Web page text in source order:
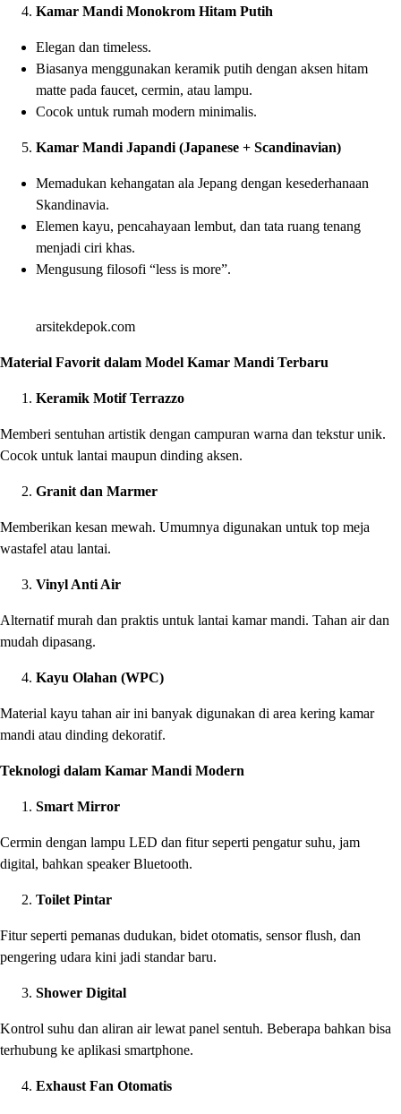
Kamar Mandi Monokrom Hitam Putih
Elegan dan timeless.
Biasanya menggunakan keramik putih dengan aksen hitam
matte pada faucet, cermin, atau lampu.
Cocok untuk rumah modern minimalis.
Kamar Mandi Japandi (Japanese + Scandinavian)
Memadukan kehangatan ala Jepang dengan kesederhanaan
Skandinavia.
Elemen kayu, pencahayaan lembut, dan tata ruang tenang
menjadi ciri khas.
Mengusung filosofi “less is more”.
arsitekdepok.com
Material Favorit dalam Model Kamar Mandi Terbaru
Keramik Motif Terrazzo
Memberi sentuhan artistik dengan campuran warna dan tekstur unik.
Cocok untuk lantai maupun dinding aksen.
Granit dan Marmer
Memberikan kesan mewah. Umumnya digunakan untuk top meja
wastafel atau lantai.
Vinyl Anti Air
Alternatif murah dan praktis untuk lantai kamar mandi. Tahan air dan
mudah dipasang.
Kayu Olahan (WPC)
Material kayu tahan air ini banyak digunakan di area kering kamar
mandi atau dinding dekoratif.
Teknologi dalam Kamar Mandi Modern
Smart Mirror
Cermin dengan lampu LED dan fitur seperti pengatur suhu, jam
digital, bahkan speaker Bluetooth.
Toilet Pintar
Fitur seperti pemanas dudukan, bidet otomatis, sensor flush, dan
pengering udara kini jadi standar baru.
Shower Digital
Kontrol suhu dan aliran air lewat panel sentuh. Beberapa bahkan bisa
terhubung ke aplikasi smartphone.
Exhaust Fan Otomatis